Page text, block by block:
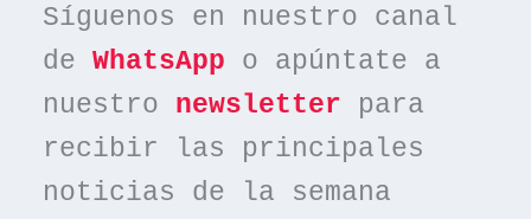
Síguenos en nuestro canal
de WhatsApp o apúntate a
nuestro newsletter para
recibir las principales
noticias de la semana